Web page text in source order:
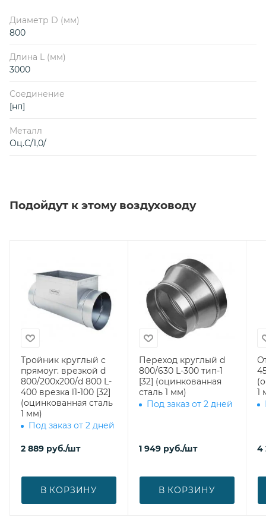
Диаметр D (мм)
800
Длина L (мм)
3000
Соединение
[нп]
Металл
Оц.С/1,0/
Подойдут к этому воздуховоду
Тройник круглый с
прямоуг. врезкой d
800/200х200/d 800 L-
400 врезка l1-100 [32]
(оцинкованная сталь
1 мм)
Под заказ от 2 дней
2 889 руб./шт
В КОРЗИНУ
Переход круглый d
800/630 L-300 тип-1
[32] (оцинкованная
сталь 1 мм)
Под заказ от 2 дней
1 949 руб./шт
В КОРЗИНУ
1
4